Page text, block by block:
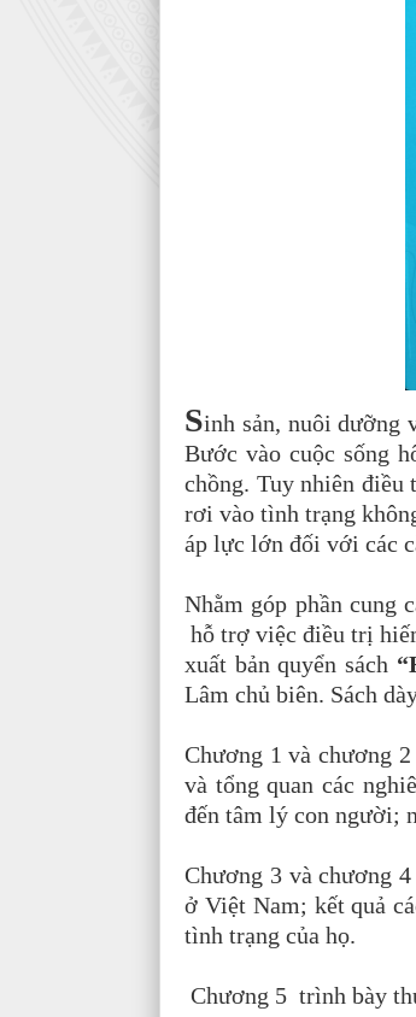
Sinh sản, nuôi dưỡng
Bước vào cuộc sống
chồng. Tuy nhiên
rơi vào tình trạng
áp lực lớn đối với các
Nhằm góp phần cung
hỗ trợ việc điều trị
xuất bản quyển sách
Lâm chủ biên. Sách
Chương 1 và chương
và tổng quan các
đến tâm lý con người;
Chương 3 và chương
ở Việt Nam; kết quả
tình trạng của họ.
Chương 5 trình bày